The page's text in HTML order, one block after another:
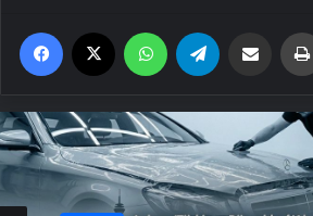
Facebook WhatsApp Email'den paylaş